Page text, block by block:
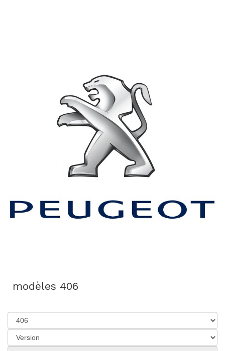
modèles 406